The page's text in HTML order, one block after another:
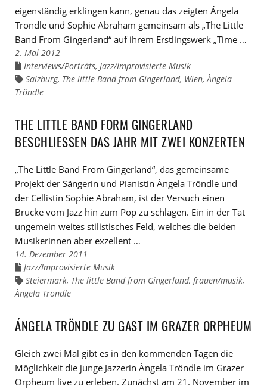
eigenständig erklingen kann, genau das zeigten Ángela
Tröndle und Sophie Abraham gemeinsam als „The Little
Band From Gingerland“ auf ihrem Erstlingswerk „Time …
2. Mai 2012
Links
den
Kategorien
Interviews/Porträts, Jazz/Improvisierte Musik
Links
den
Salzburg, The little Band from Gingerland, Wien, Àngela
Tröndle
THE LITTLE BAND FORM GINGERLAND
BESCHLIESSEN DAS JAHR MIT ZWEI KONZERTEN
„The Little Band From Gingerland“, das gemeinsame
Projekt der Sängerin und Pianistin Ángela Tröndle und
der Cellistin Sophie Abraham, ist der Versuch einen
Brücke vom Jazz hin zum Pop zu schlagen. Ein in der Tat
ungemein weites stilistisches Feld, welches die beiden
Musikerinnen aber exzellent …
14. Dezember 2011
Links
zu
den
Kategorien
Jazz/Improvisierte Musik
Links
den
Steiermark, The little Band from Gingerland, frauen/musik,
Àngela Tröndle
ÁNGELA TRÖNDLE ZU GAST IM GRAZER ORPHEUM
Gleich zwei Mal gibt es in den kommenden Tagen die
Möglichkeit die junge Jazzerin Ángela Tröndle im Grazer
Orpheum live zu erleben. Zunächst am 21. November im